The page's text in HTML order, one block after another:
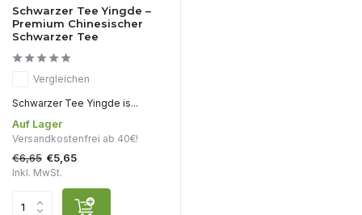
Schwarzer Tee Yingde –
Premium Chinesischer
Schwarzer Tee
Vergleichen
Schwarzer Tee Yingde is...
Auf Lager
Versandkostenfrei ab 40€!
€6,65 €5,65
Inkl. MwSt.